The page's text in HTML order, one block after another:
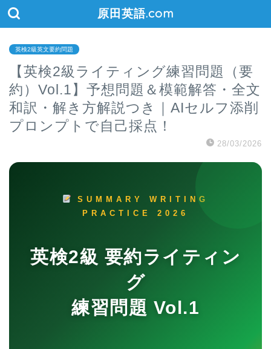
原田英語.com
英検2級英文要約問題
【英検2級ライティング練習問題（要
約）Vol.1】予想問題＆模範解答・全文
和訳・解き方解説つき｜AIセルフ添削
プロンプトで自己採点！
28/03/2026
SUMMARY WRITING
PRACTICE 2026
英検2級 要約ライティン
グ
練習問題 Vol.1